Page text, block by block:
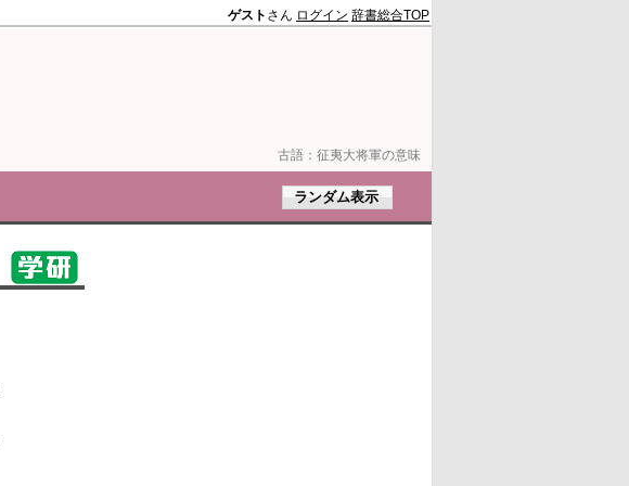
古語： 征夷大将軍の意味
ゲスト さん ログイン 辞書総合TOP